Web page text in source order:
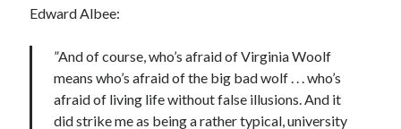
Edward Albee:
”And of course, who’s afraid of Virginia Woolf
means who’s afraid of the big bad wolf . . . who’s
afraid of living life without false illusions. And it
did strike me as being a rather typical, university